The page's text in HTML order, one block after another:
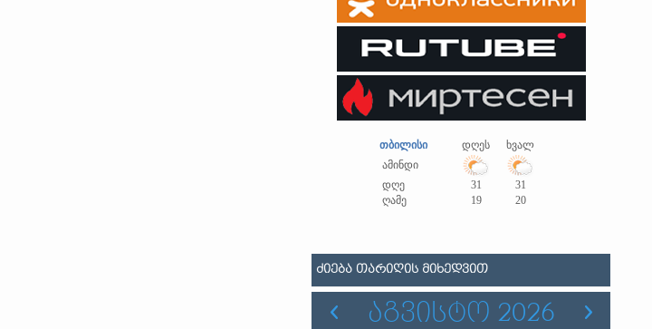
თბილისი დღეს
ხვალ
ამინდი
დღე
31
31
ღამე
19 20
ᲫᲘᲔᲑᲐ ᲗᲐᲠᲘᲦᲘᲡ ᲛᲘᲮᲔᲓᲕᲘᲗ
ᲐᲒᲕᲘᲡᲢᲝ 2026